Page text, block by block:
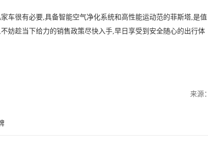
车很有必要,具备智能空气净化系统和高性能运动范的菲斯塔,是值
妨趁当下给力的销售政策尽快入手,早日享受到安全随心的出行体
来源：